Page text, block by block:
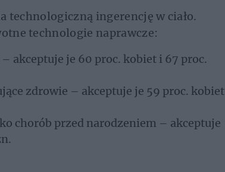
technologiczną ingerencję w ciało.
technologie naprawcze:
akceptuje je 60 proc. kobiet i 67 proc.
zdrowie – akceptuje je 59 proc. kobiet
chorób przed narodzeniem – akceptuje